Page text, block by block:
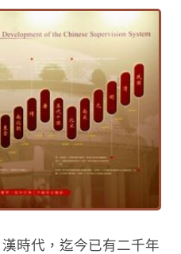
時代，迄今已有二千年